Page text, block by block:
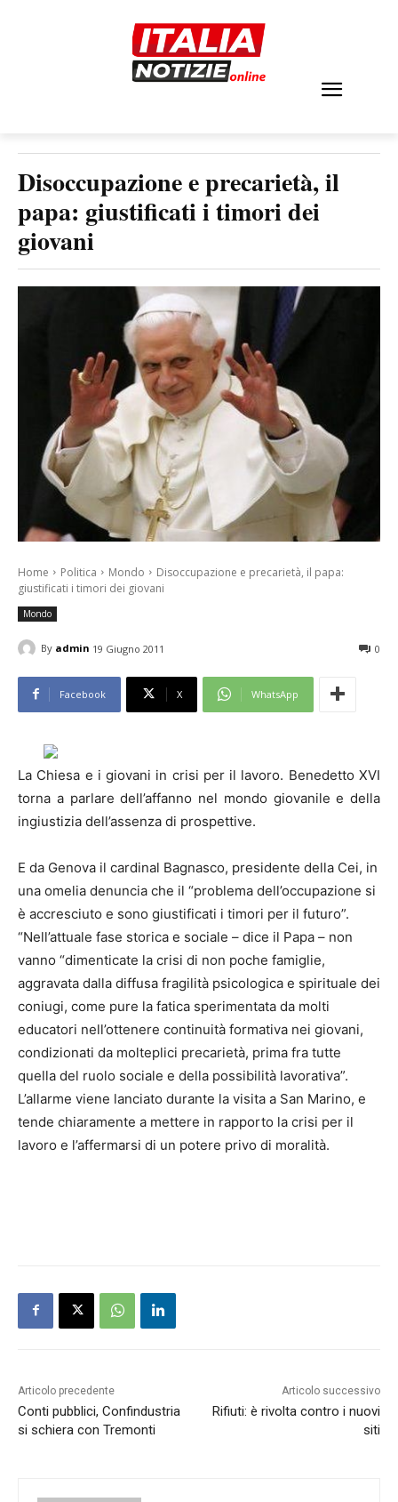
Disoccupazione e precarietà, il
papa: giustificati i timori dei
giovani
Home Politica Mondo
Disoccupazione e precarietà, il papa:
giustificati i timori dei giovani
Mondo
By admin 19 Giugno 2011 0
Facebook X WhatsApp
La Chiesa e i giovani in crisi per il lavoro. Benedetto XVI
torna a parlare dell’affanno nel mondo giovanile e della
ingiustizia dell’assenza di prospettive.
E da Genova il cardinal Bagnasco, presidente della Cei, in
una omelia denuncia che il “problema dell’occupazione si
è accresciuto e sono giustificati i timori per il futuro”.
“Nell’attuale fase storica e sociale – dice il Papa – non
vanno “dimenticate la crisi di non poche famiglie,
aggravata dalla diffusa fragilità psicologica e spirituale dei
coniugi, come pure la fatica sperimentata da molti
educatori nell’ottenere continuità formativa nei giovani,
condizionati da molteplici precarietà, prima fra tutte
quella del ruolo sociale e della possibilità lavorativa”.
L’allarme viene lanciato durante la visita a San Marino, e
tende chiaramente a mettere in rapporto la crisi per il
lavoro e l’affermarsi di un potere privo di moralità.
Articolo precedente
Conti pubblici, Confindustria
si schiera con Tremonti
Articolo successivo
Rifiuti: è rivolta contro i nuovi
siti